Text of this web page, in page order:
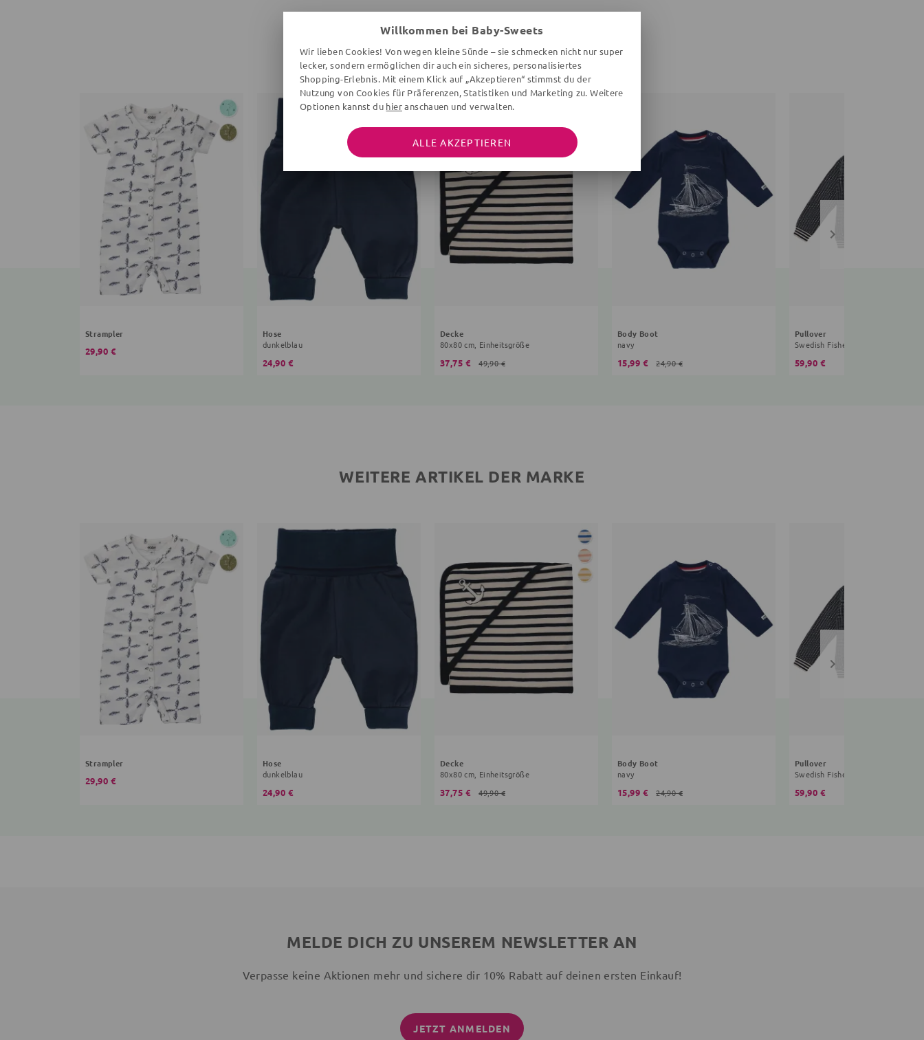
WEITERE ARTIKEL DER MARKE
Strampler
29,90 €
Hose
dunkelblau
24,90 €
Decke
80x80 cm, Einheitsgröße
37,75 € 49,90 €
Body Boot
navy
15,99 € 24,90 €
Pullover
Swedish Fisherman
59,90 €
WEITERE ARTIKEL DER MARKE
Strampler
29,90 €
Hose
dunkelblau
24,90 €
Decke
80x80 cm, Einheitsgröße
37,75 € 49,90 €
Body Boot
navy
15,99 € 24,90 €
Pullover
Swedish Fisherman
59,90 €
MELDE DICH ZU UNSEREM NEWSLETTER AN
Verpasse keine Aktionen mehr und sichere dir 10% Rabatt auf deinen ersten Einkauf!
JETZT ANMELDEN
Willkommen bei Baby-Sweets
Wir lieben Cookies! Von wegen kleine Sünde – sie schmecken nicht nur super
lecker, sondern ermöglichen dir auch ein sicheres, personalisiertes
Shopping-Erlebnis. Mit einem Klick auf „Akzeptieren“ stimmst du der
Nutzung von Cookies für Präferenzen, Statistiken und Marketing zu. Weitere
Optionen kannst du hieranschauen und verwalten.
ALLE AKZEPTIEREN